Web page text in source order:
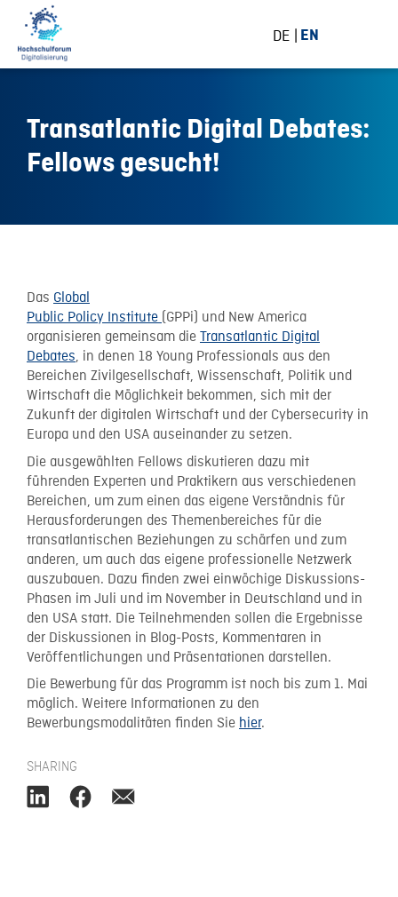
DE EN
Transatlantic Digital Debates:
Fellows gesucht!
Das Global
Public Policy Institute(GPPi) und New America
organisieren gemeinsam die Transatlantic Digital
Debates, in denen 18 Young Professionals aus den
Bereichen Zivilgesellschaft, Wissenschaft, Politik und
Wirtschaft die Möglichkeit bekommen, sich mit der
Zukunft der digitalen Wirtschaft und der Cybersecurity in
Europa und den USA auseinander zu setzen.
Die ausgewählten Fellows diskutieren dazu mit
führenden Experten und Praktikern aus verschiedenen
Bereichen, um zum einen das eigene Verständnis für
Herausforderungen des Themenbereiches für die
transatlantischen Beziehungen zu schärfen und zum
anderen, um auch das eigene professionelle Netzwerk
auszubauen. Dazu finden zwei einwöchige Diskussions-
Phasen im Juli und im November in Deutschland und in
den USA statt. Die Teilnehmenden sollen die Ergebnisse
der Diskussionen in Blog-Posts, Kommentaren in
Veröffentlichungen und Präsentationen darstellen.
Die Bewerbung für das Programm ist noch bis zum 1. Mai
möglich. Weitere Informationen zu den
Bewerbungsmodalitäten finden Sie hier.
SHARING